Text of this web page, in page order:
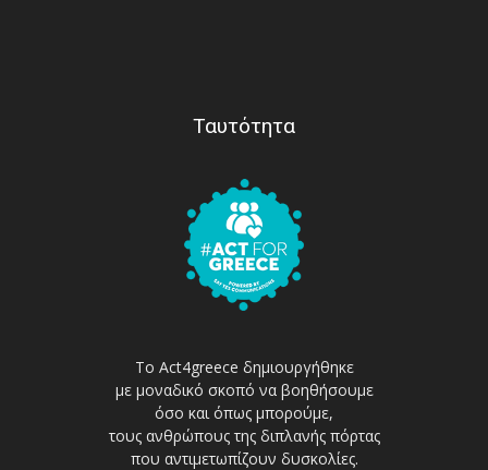
Ταυτότητα
Το Act4greece δημιουργήθηκε
με μοναδικό σκοπό να βοηθήσουμε
όσο και όπως μπορούμε,
τους ανθρώπους της διπλανής πόρτας
που αντιμετωπίζουν δυσκολίες.